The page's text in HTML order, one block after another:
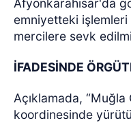
Afyonkarahisar'da
emniyetteki
mercilere sevk
İFADESİNDE
Açıklamada, “Muğla
koordinesinde